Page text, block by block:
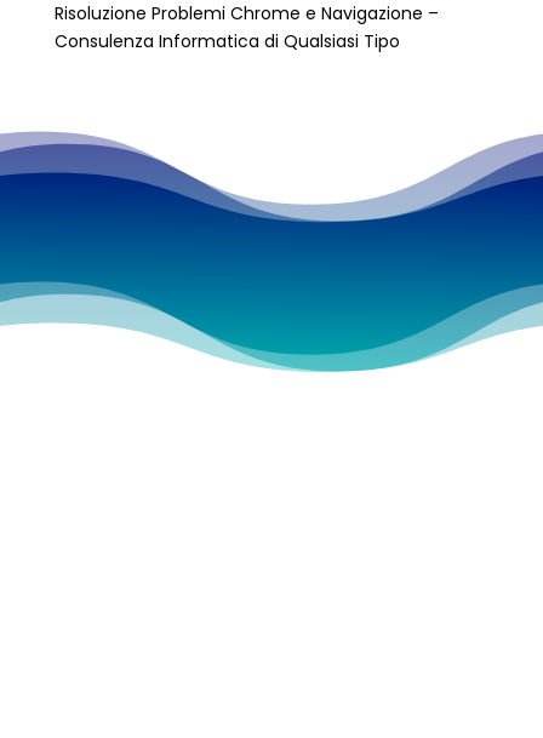
Risoluzione Problemi Chrome e Navigazione –
Consulenza Informatica di Qualsiasi Tipo